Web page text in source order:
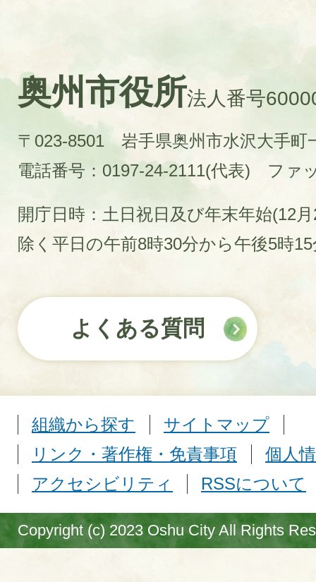
奥州市役所法人番号
〒023-8501 岩手県奥州市水沢大手町
電話番号：0197-24-2111(代表)
ファ
開庁日時：土日祝日及び年末年始(12
除く平日の午前8時30分から午後5時
よくある質問
組織から探す
サイトマップ
リンク・著作権・免責事項
個人
アクセシビリティ
RSSについて
Copyright (c) 2023 Oshu City All Rights